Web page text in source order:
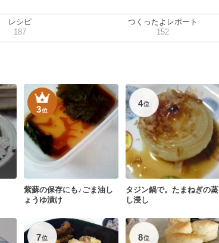
レシピ
187
つくったよレポート
152
3位
紫蘇の保存にも♪ごま油し
ょうゆ漬け
4位
タジン鍋で。たまねぎの蒸
し浸し
7位 8位